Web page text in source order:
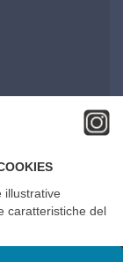
illustrative
caratteristiche del